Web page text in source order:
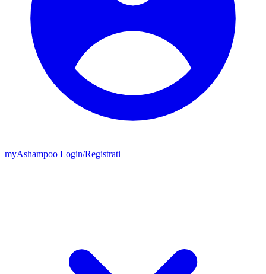
myAshampoo Login/Registrati